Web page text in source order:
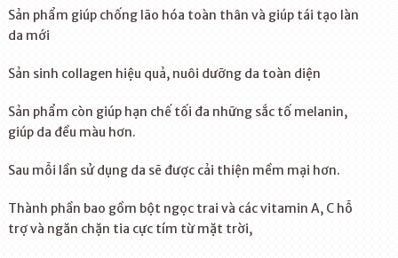
Sản phẩm giúp chống lão hóa toàn thân và giúp tái tạo làn
da mới
Sản sinh collagen hiệu quả, nuôi dưỡng da toàn diện
Sản phẩm còn giúp hạn chế tối đa những sắc tố melanin,
giúp da đều màu hơn.
Sau mỗi lần sử dụng da sẽ được cải thiện mềm mại hơn.
Thành phần bao gồm bột ngọc trai và các vitamin A, C hỗ
trợ và ngăn chặn tia cực tím từ mặt trời,